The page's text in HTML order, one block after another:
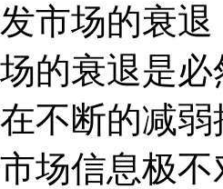
场的衰退
衰退是必
不断的减
场信息极